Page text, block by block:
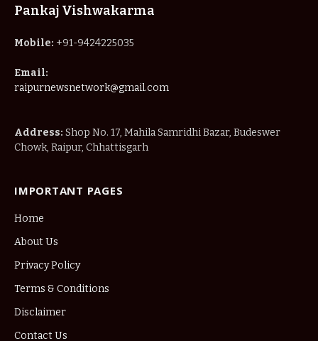
Pankaj Vishwakarma
Mobile: +91-9424225035
Email:
raipurnewsnetwork@gmail.com
Address: Shop No. 17, Mahila Samridhi Bazar, Budeswer
Chowk, Raipur, Chhattisgarh
IMPORTANT PAGES
Home
About Us
Privacy Policy
Terms & Conditions
Disclaimer
Contact Us